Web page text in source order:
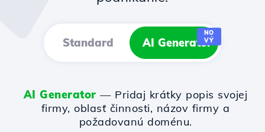
Standard AI Generator
NO
VÝ
AI Generator — Pridaj krátky popis svojej
firmy, oblasť činnosti, názov firmy a
požadovanú doménu.